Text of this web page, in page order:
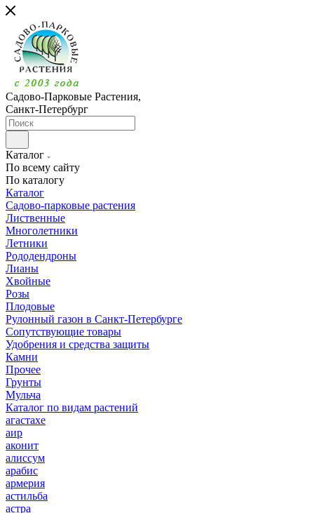
Садово-Парковые Растения,
Санкт-Петербург
Каталог
По всему сайту
По каталогу
Каталог
Садово-парковые растения
Лиственные
Многолетники
Летники
Рододендроны
Лианы
Хвойные
Розы
Плодовые
Рулонный газон в Санкт-Петербурге
Сопутствующие товары
Удобрения и средства защиты
Камни
Прочее
Грунты
Мульча
Каталог по видам растений
агастахе
аир
аконит
алиссум
арабис
армерия
астильба
астра